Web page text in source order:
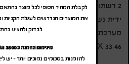
2 רשתות צד
ידית נשיאה מרופדת
מערכת גב ורצועות ארגונומיים
46 X 19 X 33 ס"מ
לקבלת המחיר הסופי לכל מוצר בהתאם
את המוצרים הנדרשים לעגלת הקניות
לבדוק ולהציע
מינימום הזמנה כ 3500 ש"ח + מע"מ
להזמנות בסכומים נמוכים יותר – יש